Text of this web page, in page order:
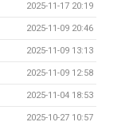
2025-11-17 20:19
2025-11-09 20:46
2025-11-09 13:13
2025-11-09 12:58
2025-11-04 18:53
2025-10-27 10:57